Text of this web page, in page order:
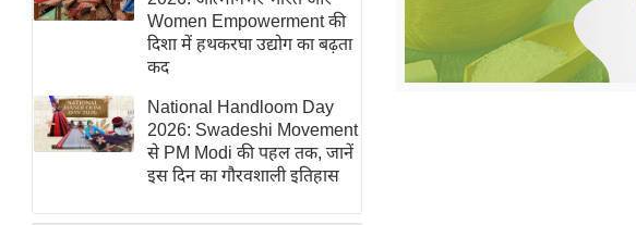
शख्सियत
यंग इंडिया
साहित्य जगत
ऑटो वर्ल्ड
न्यूज ब्रीफ
Women Empowerment की
दिशा में हथकरघा उद्योग का बढ़ता
कद
National Handloom Day
2026: Swadeshi Movement
से PM Modi की पहल तक, जानें
इस दिन का गौरवशाली इतिहास